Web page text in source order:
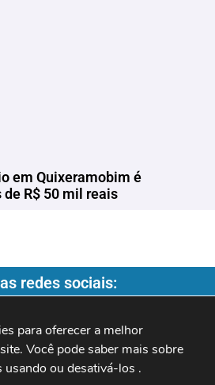
em Quixeramobim é
R$ 50 mil reais
redes sociais:
| Programa do Rochinha |
para oferecer a melhor
Você pode saber mais sobre
ou desativá-los .